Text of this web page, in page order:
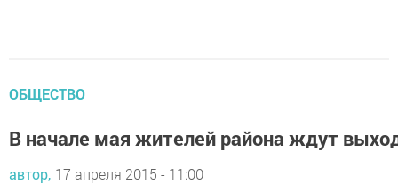
ОБЩЕСТВО
В начале мая жителей района ждут
автор, 17 апреля 2015 - 11:00